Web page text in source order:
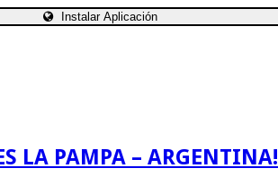
Instalar Aplicación
LA PAMPA – ARGENTINA!